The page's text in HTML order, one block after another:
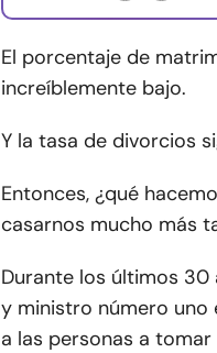
El porcentaje de
increíblemente bajo.
Y la tasa de divorcios
Entonces, ¿qué
casarnos mucho más
Durante los últimos 30
y ministro número uno
a las personas a